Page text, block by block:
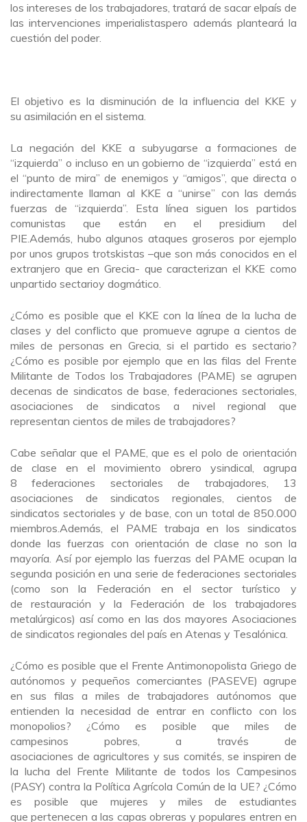
los intereses de los trabajadores, tratará de sacar elpaís de
las intervenciones imperialistaspero además planteará la
cuestión del poder.
El objetivo es la disminución de la influencia del KKE y
su asimilación en el sistema.
La negación del KKE a subyugarse a formaciones de
“izquierda” o incluso en un gobierno de “izquierda” está en
el “punto de mira” de enemigos y “amigos”, que directa o
indirectamente llaman al KKE a “unirse” con las demás
fuerzas de “izquierda”. Esta línea siguen los partidos
comunistas que están en el presidium del
PIE.Además, hubo algunos ataques groseros por ejemplo
por unos grupos trotskistas –que son más conocidos en el
extranjero que en Grecia- que caracterizan el KKE como
unpartido sectarioy dogmático.
¿Cómo es posible que el KKE con la línea de la lucha de
clases y del conflicto que promueve agrupe a cientos de
miles de personas en Grecia, si el partido es sectario?
¿Cómo es posible por ejemplo que en las filas del Frente
Militante de Todos los Trabajadores (PAME) se agrupen
decenas de sindicatos de base, federaciones sectoriales,
asociaciones de sindicatos a nivel regional que
representan cientos de miles de trabajadores?
Cabe señalar que el PAME, que es el polo de orientación
de clase en el movimiento obrero ysindical, agrupa
8 federaciones sectoriales de trabajadores, 13
asociaciones de sindicatos regionales, cientos de
sindicatos sectoriales y de base, con un total de 850.000
miembros.Además, el PAME trabaja en los sindicatos
donde las fuerzas con orientación de clase no son la
mayoría. Así por ejemplo las fuerzas del PAME ocupan la
segunda posición en una serie de federaciones sectoriales
(como son la Federación en el sector turístico y
de restauración y la Federación de los trabajadores
metalúrgicos) así como en las dos mayores Asociaciones
de sindicatos regionales del país en Atenas y Tesalónica.
¿Cómo es posible que el Frente Antimonopolista Griego de
autónomos y pequeños comerciantes (PASEVE) agrupe
en sus filas a miles de trabajadores autónomos que
entienden la necesidad de entrar en conflicto con los
monopolios? ¿Cómo es posible que miles de
campesinos pobres, a través de
asociaciones de agricultores y sus comités, se inspiren de
la lucha del Frente Militante de todos los Campesinos
(PASY) contra la Política Agrícola Común de la UE? ¿Cómo
es posible que mujeres y miles de estudiantes
que pertenecen a las capas obreras y populares entren en